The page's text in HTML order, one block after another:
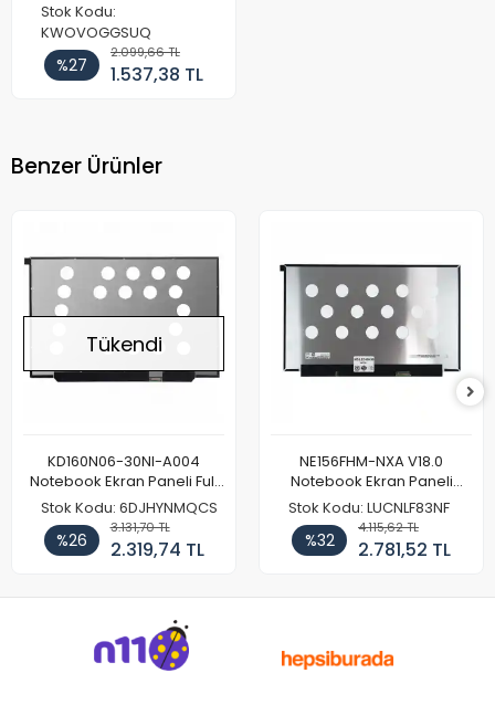
Stok Kodu:
KWOVOGGSUQ
%27
2.099,66 TL
1.537,38 TL
Benzer Ürünler
Tükendi
KD160N06-30NI-A004
Notebook Ekran Paneli Full
HD
Stok Kodu: 6DJHYNMQCS
%26
3.131,70 TL
2.319,74 TL
NE156FHM-NXA V18.0
Notebook Ekran Paneli
144Hz
Stok Kodu: LUCNLF83NF
%32
4.115,62 TL
2.781,52 TL